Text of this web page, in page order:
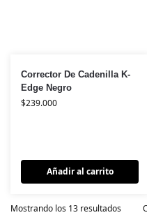
Corrector De Cadenilla K-
Edge Negro
$239.000
Añadir al carrito
Mostrando los 13 resultados